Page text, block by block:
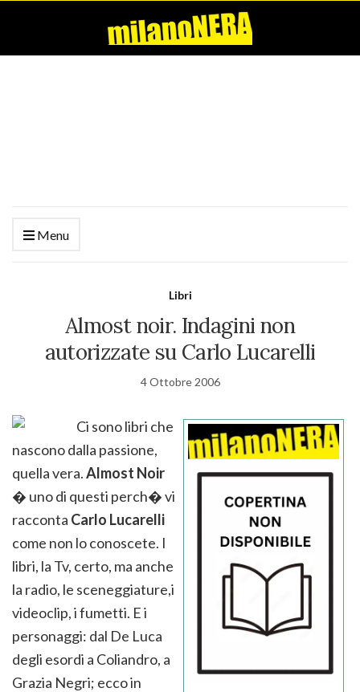
Menu
Libri
Almost noir. Indagini non
autorizzate su Carlo Lucarelli
4 Ottobre 2006
Ci sono libri che
nascono dalla passione,
quella vera.Almost Noir
� uno di questi perch� vi
racconta Carlo Lucarelli
come non lo conoscete. I
libri, la Tv, certo, ma anche
la radio, le sceneggiature,i
videoclip, i fumetti. E i
personaggi: dal De Luca
degli esordi a Coliandro, a
Grazia Negri; ecco in